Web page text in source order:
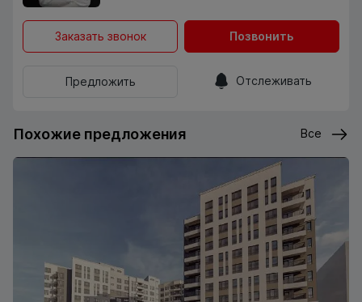
Заказать звонок Позвонить
Предложить Отслеживать
Похожие предложения Все